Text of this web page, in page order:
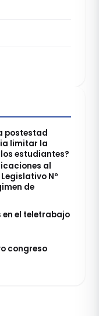
postestad
limitar la
estudiantes?
al
Nº
de
en el teletrabajo
congreso